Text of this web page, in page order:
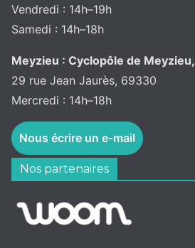
Vendredi : 14h–19h
Samedi : 14h–18h
Meyzieu : Cyclopôle de Meyzieu,
29 rue Jean Jaurès, 69330
Mercredi : 14h–18h
Nous écrire un e-mail
Nos partenaires